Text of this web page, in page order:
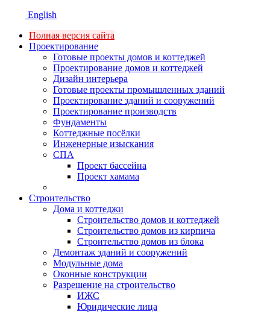
English
Полная версия сайта
Проектирование
Готовые проекты домов и коттеджей
Проектирование домов и коттеджей
Дизайн интерьера
Готовые проекты промышленных зданий
Проектирование зданий и сооружений
Проектирование производств
Фундаменты
Коттеджные посёлки
Инженерные изыскания
СПА
Проект бассейна
Проект хамама
Строительство
Дома и коттеджи
Строительство домов и коттеджей
Строительство домов из кирпича
Строительство домов из блока
Демонтаж зданий и сооружений
Модульные дома
Оконные конструкции
Разрешение на строительство
ИЖС
Юридические лица